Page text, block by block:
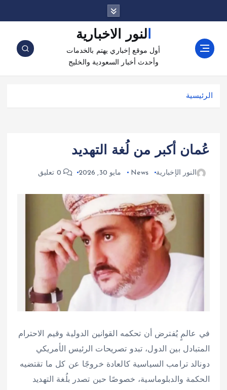
ز
النور الاخبارية
أول موقع إخباري يهتم بالخدمات
وأحدث أخبار السعودية والخليج
الرئيسية
عُمان أكبر من لُغة التهديد
النور الإخبارية News مايو 30, 2026 0 تعليق
في عالمٍ يُفترض أن تحكمه القوانين الدولية وقيم الاحترام
المتبادل بين الدول، تبدو تصريحات الرئيس الأمريكي
دونالد ترامب السياسية كالعادة خروجًا عن كل ما تقتضيه
الحكمة والدبلوماسية، خصوصًا حين تصدر بلُغة التهديد